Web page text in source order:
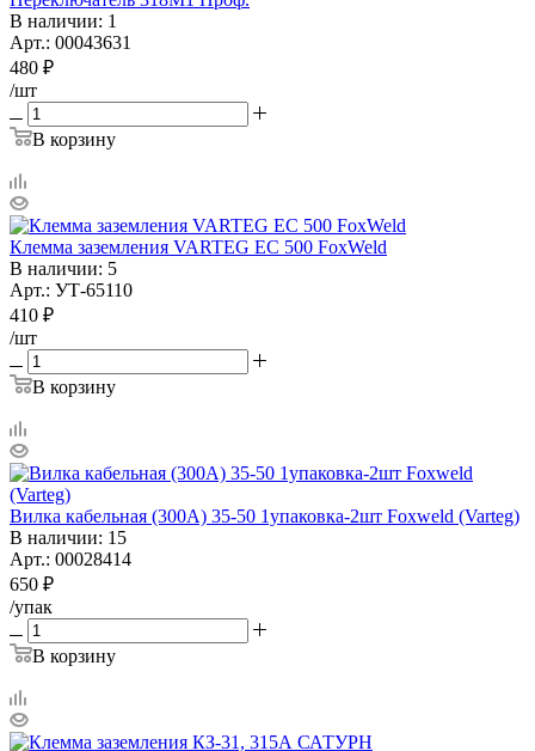
В наличии: 1
Арт.: 00043631
480 ₽
/шт
В корзину
Клемма заземления VARTEG EC 500 FoxWeld
В наличии: 5
Арт.: УТ-65110
410 ₽
/шт
В корзину
Вилка кабельная (300А) 35-50 1упаковка-2шт Foxweld (Varteg)
В наличии: 15
Арт.: 00028414
650 ₽
/упак
В корзину